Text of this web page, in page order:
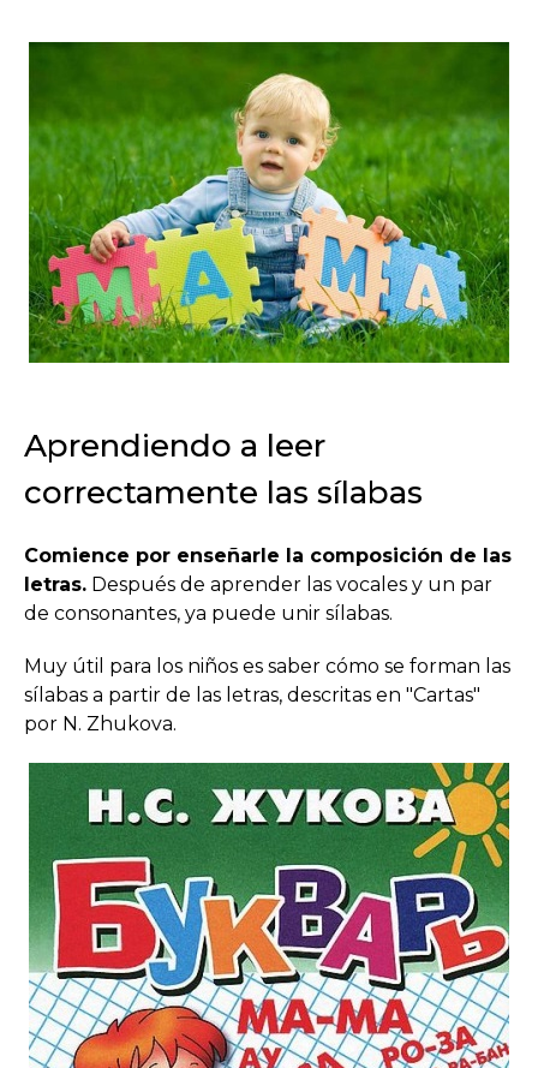
Aprendiendo a leer
correctamente las sílabas
Comience por enseñarle la composición de las
letras. Después de aprender las vocales y un par
de consonantes, ya puede unir sílabas.
Muy útil para los niños es saber cómo se forman las
sílabas a partir de las letras, descritas en "Cartas"
por N. Zhukova.